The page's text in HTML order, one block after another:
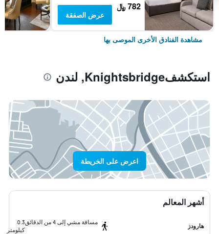
782 ﷼
عرض الصفقة
مشاهدة الفنادق الأخرى الموصى بها
استكشفKnightsbridge, لندن
اعرض على الخريطة
أشهر المعالم
هارودز
مسافة مشي إلى 4 من الدقائق
0.3
كيلومتر